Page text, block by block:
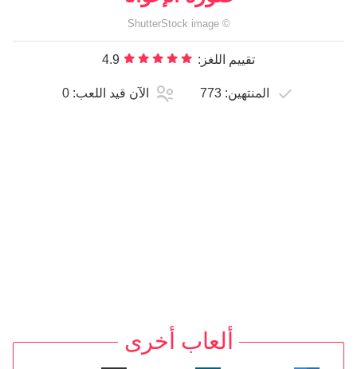
ShutterStockimage
تقييم اللغز: 4.9
المنتهين:773 الآن قيد اللعب:0
ألعاب أخرى